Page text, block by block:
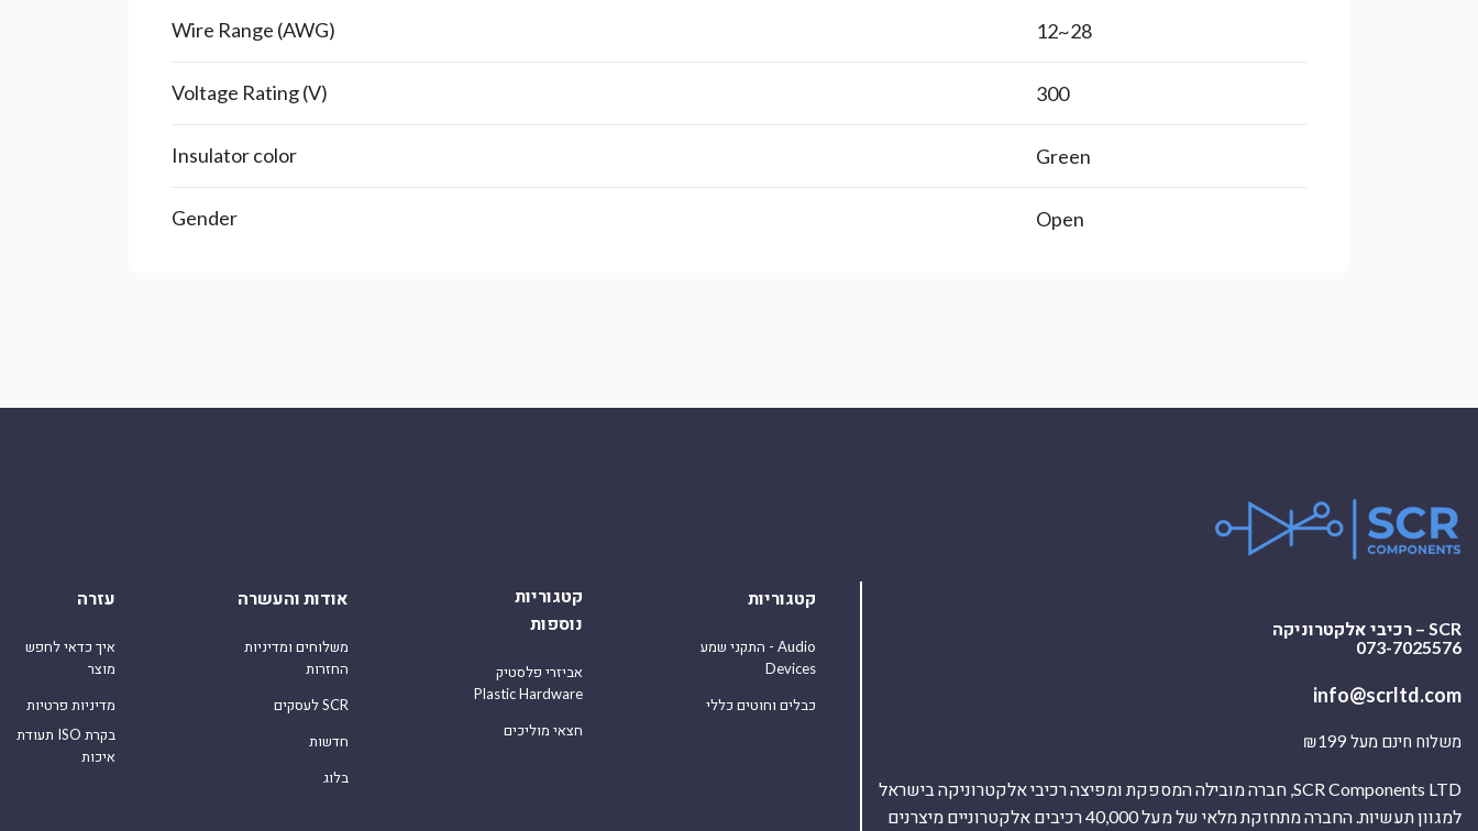
Wire Range (AWG) 28~12
Voltage Rating (V) 300
Insulator color Green
Gender Open
SCR – רכיבי אלקטרוניקה
073-7025576
info@scrltd.com
משלוח חינם מעל ₪199
SCR Components LTD, חברה מובילה המספקת ומפיצה רכיבי אלקטרוניקה בישראל
למגוון תעשיות. החברה מתחזקת מלאי של מעל 40,000 רכיבים אלקטרוניים מיצרנים
קטגוריות
התקני שמע - Audio
Devices
כבלים וחוטים כללי
קטגוריות
נוספות
אביזרי פלסטיק
Plastic Hardware
חצאי מוליכים
אודות והעשרה
משלוחים ומדיניות
החזרות
לעסקים SCR
חדשות
בלוג
עזרה
איך כדאי לחפש
מוצר
מדיניות פרטיות
תעודת ISO בקרת
איכות